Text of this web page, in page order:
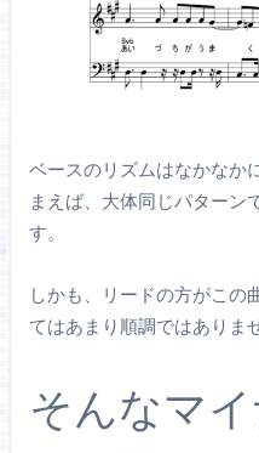
ベースのリズムはなかなか
まえば、大体同じパターン
す。
しかも、リードの方がこの
てはあまり順調ではありま
そんなマ